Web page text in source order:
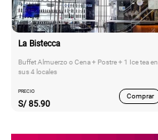
La Bistecca
Buffet Almuerzo o Cena + Postre + 1 Ice tea en
sus 4 locales
PRECIO
S/ 85.90
Comprar